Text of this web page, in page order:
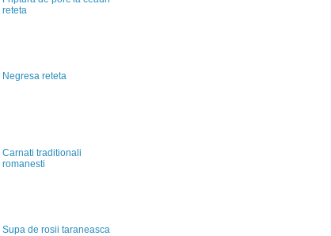
reteta
Negresa reteta
Carnati traditionali
romanesti
Supa de rosii taraneasca